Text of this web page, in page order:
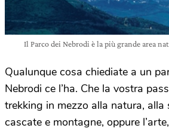
Il Parco dei Nebrodi è la più grande area
Qualunque cosa chiediate a un
Nebrodi ce l’ha. Che la vostra
trekking in mezzo alla natura, alla
cascate e montagne, oppure